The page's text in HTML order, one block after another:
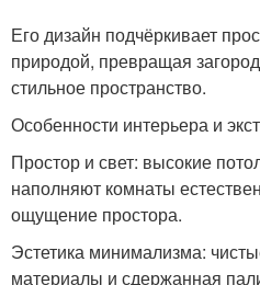
Его дизайн подчёркивает
природой, превращая
стильное пространство.
Особенности интерьера и
Простор и свет: высокие
наполняют комнаты
ощущение простора.
Эстетика минимализма:
материалы и сдержанная